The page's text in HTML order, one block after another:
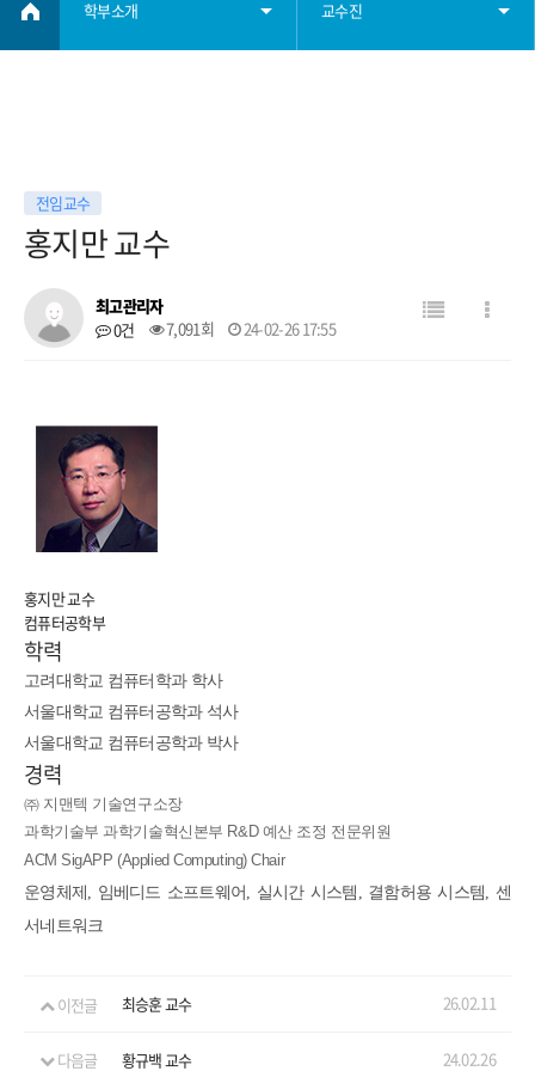
학부소개
학부자료
대학원
취업
교수진
교수진
전임교수
홍지만 교수
최고관리자
0건
7,091회 24-02-26 17:55
홍지만 교수
컴퓨터공학부
학력
고려대학교 컴퓨터학과 학사
서울대학교 컴퓨터공학과 석사
서울대학교 컴퓨터공학과 박사
경력
㈜ 지맨텍 기술연구소장
과학기술부 과학기술혁신본부 R&D 예산 조정 전문위원
ACM SigAPP (Applied Computing) Chair
운영체제, 임베디드 소프트웨어, 실시간 시스템, 결함허용 시스템, 센
서네트워크
이전글 최승훈 교수 26.02.11
다음글 황규백 교수 24.02.26